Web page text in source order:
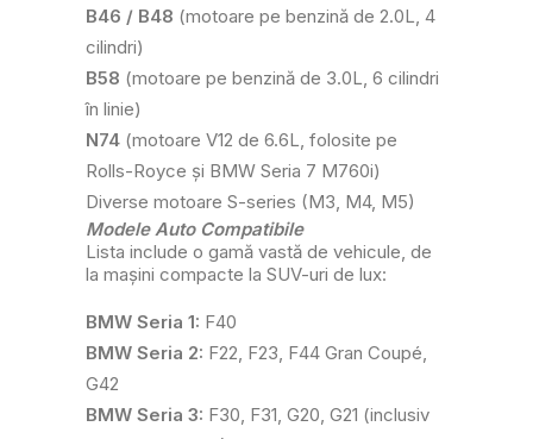
B46 / B48 (motoare pe benzină de 2.0L, 4
cilindri)
B58 (motoare pe benzină de 3.0L, 6 cilindri
în linie)
N74 (motoare V12 de 6.6L, folosite pe
Rolls-Royce și BMW Seria 7 M760i)
Diverse motoare S-series (M3, M4, M5)
Modele Auto Compatibile
Lista include o gamă vastă de vehicule, de
la mașini compacte la SUV-uri de lux:
BMW Seria 1: F40
BMW Seria 2: F22, F23, F44 Gran Coupé,
G42
BMW Seria 3: F30, F31, G20, G21 (inclusiv